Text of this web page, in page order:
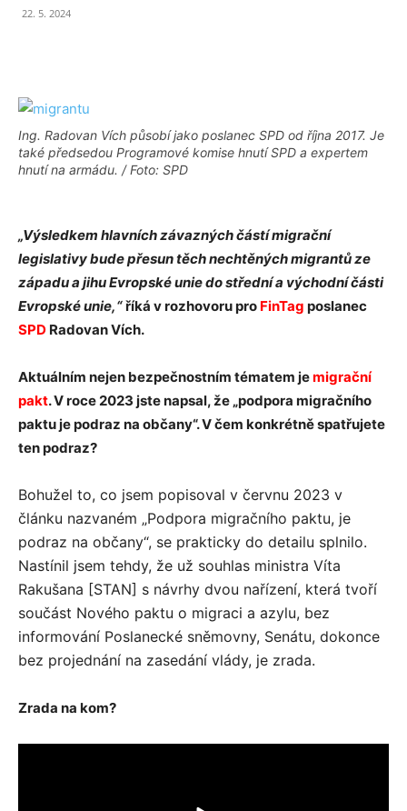
22. 5. 2024
Ing. Radovan Vích působí jako poslanec SPD od října 2017. Je
také předsedou Programové komise hnutí SPD a expertem
hnutí na armádu. / Foto: SPD
„Výsledkem hlavních závazných částí migrační
legislativy bude přesun těch nechtěných migrantů ze
západu a jihu Evropské unie do střední a východní části
Evropské unie,“ říká v rozhovoru pro FinTag poslanec
SPD Radovan Vích.
Aktuálním nejen bezpečnostním tématem jemigrační
pakt. V roce 2023 jste napsal, že „podpora migračního
paktu je podraz na občany“. V čem konkrétně spatřujete
ten podraz?
Bohužel to, co jsem popisoval v červnu 2023 v
článku nazvaném „Podpora migračního paktu, je
podraz na občany“, se prakticky do detailu splnilo.
Nastínil jsem tehdy, že už souhlas ministra Víta
Rakušana [STAN] s návrhy dvou nařízení, která tvoří
součást Nového paktu o migraci a azylu, bez
informování Poslanecké sněmovny, Senátu, dokonce
bez projednání na zasedání vlády, je zrada.
Zrada na kom?